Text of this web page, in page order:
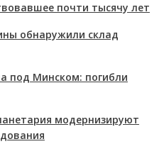
почти тысячу лет
обнаружили склад
под Минском: погибли
модернизируют